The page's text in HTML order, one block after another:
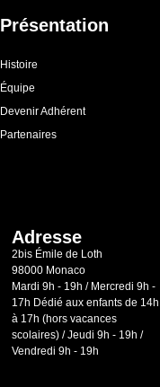
Présentation
Histoire
Équipe
Devenir Adhérent
Partenaires
Adresse
2bis Émile de Loth
98000 Monaco
Mardi 9h - 19h / Mercredi 9h -
17h Dédié aux enfants de 14h
à 17h (hors vacances
scolaires) / Jeudi 9h - 19h /
Vendredi 9h - 19h